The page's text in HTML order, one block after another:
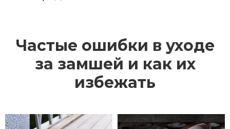
Частые ошибки в уходе
за замшей и как их
избежать